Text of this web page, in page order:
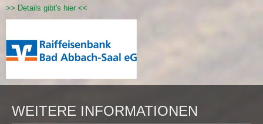
>> Details gibt's hier <<
WEITERE INFORMATIONEN